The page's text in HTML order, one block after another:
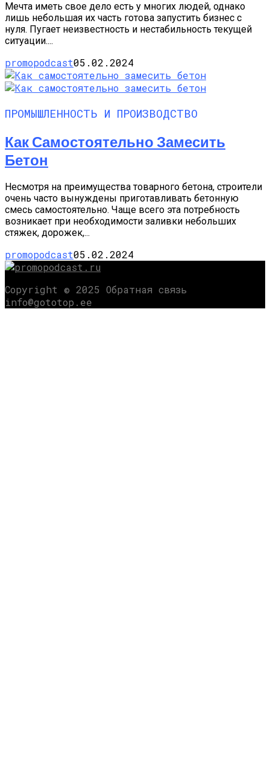
Мечта иметь свое дело есть у многих людей, однако
лишь небольшая их часть готова запустить бизнес с
нуля. Пугает неизвестность и нестабильность текущей
ситуации....
promopodcast05.02.2024
ПРОМЫШЛЕННОСТЬ И ПРОИЗВОДСТВО
Как Самостоятельно Замесить
Бетон
Несмотря на преимущества товарного бетона, строители
очень часто вынуждены приготавливать бетонную
смесь самостоятельно. Чаще всего эта потребность
возникает при необходимости заливки небольших
стяжек, дорожек,...
promopodcast05.02.2024
Copyright © 2025 Обратная связь
info@gototop.ee